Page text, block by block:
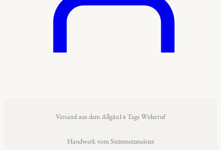
Versand aus dem Allgäu14 Tage Widerruf
Handwerk vom Steinmetzmeister